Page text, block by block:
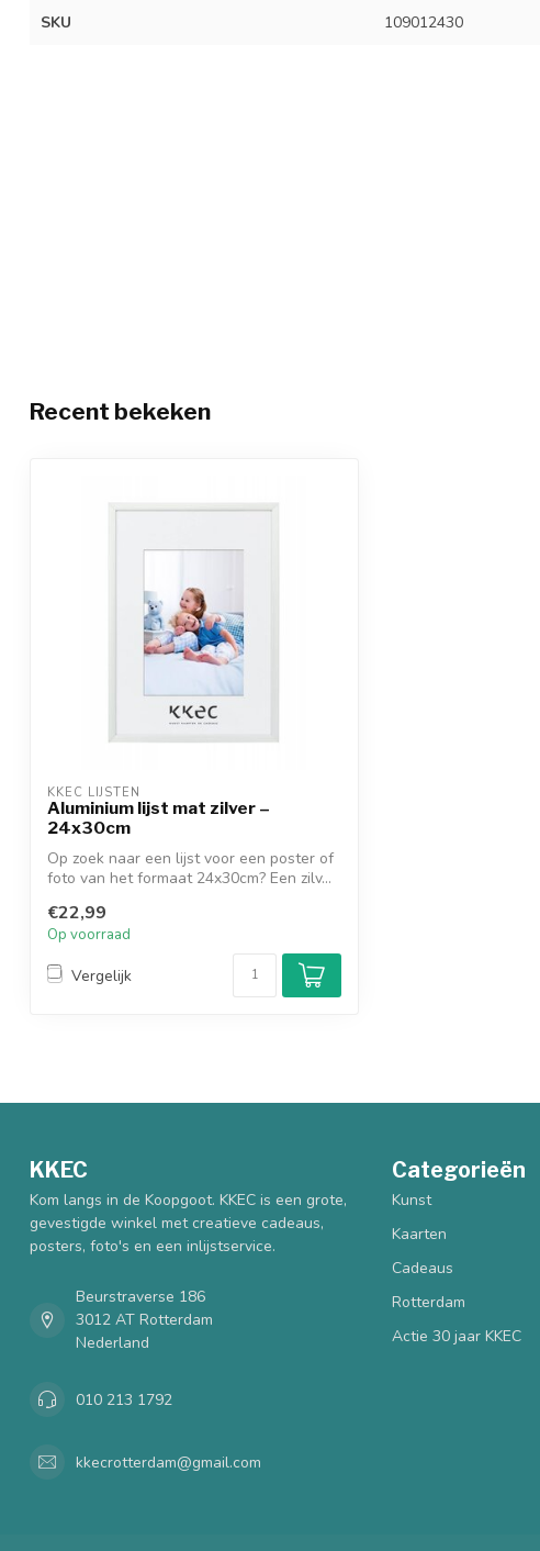
SKU 109012430
Recent bekeken
KKEC LIJSTEN
Aluminium lijst mat zilver –
24x30cm
Op zoek naar een lijst voor een poster of
foto van het formaat 24x30cm? Een zilv...
€22,99
Op voorraad
Vergelijk
KKEC
Kom langs in de Koopgoot. KKEC is een grote,
gevestigde winkel met creatieve cadeaus,
posters, foto's en een inlijstservice.
Beurstraverse 186
3012 AT Rotterdam
Nederland
010 213 1792
kkecrotterdam@gmail.com
Categorieën
Kunst
Kaarten
Cadeaus
Rotterdam
Actie 30 jaar KKEC